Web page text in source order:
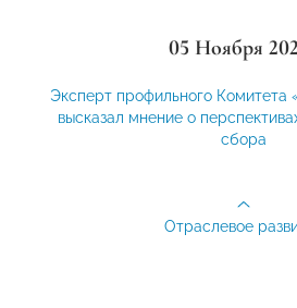
05 Ноября
Эксперт профильного
высказал мнение о
сбора
Отраслевое